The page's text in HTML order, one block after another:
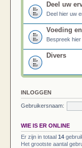
Deel uw
Deel hier uw
Voeding
Bespreek
Divers
INLOGGEN
Gebruikersnaam:
WIE IS ER ONLINE
Er zijn in totaal 14
Het grootste aantal